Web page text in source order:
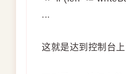
...
这就是达到控制台